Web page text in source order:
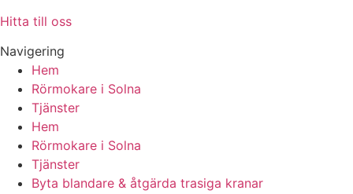
Hitta till oss
Navigering
Hem
Rörmokare i Solna
Tjänster
Hem
Rörmokare i Solna
Tjänster
Byta blandare & åtgärda trasiga kranar